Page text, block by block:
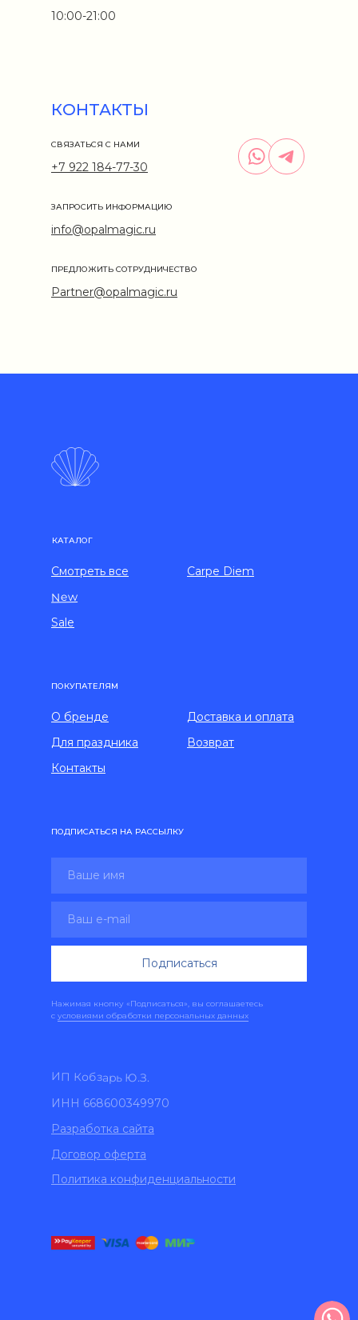
10:00-21:00
КОНТАКТЫ
info@opalmagic.ru
+7 922 184-77-30
СВЯЗАТЬСЯ С НАМИ
ЗАПРОСИТЬ ИНФОРМАЦИЮ
Partner@opalmagic.ru
ПРЕДЛОЖИТЬ СОТРУДНИЧЕСТВО
ИП Кобзарь Ю.З.
ИНН 668600349970
О бренде
Доставка и оплата
Возврат
Разработка сайта
Договор оферта
Политика конфиденциальности
Нажимая кнопку «Подписаться», вы соглашаетесь
с условиями обработки персональных данных
Подписаться
КАТАЛОГ
ПОКУПАТЕЛЯМ
Carpe Diem
Смотреть все
New
Sale
ПОДПИСАТЬСЯ НА РАССЫЛКУ
Контакты
Для праздника